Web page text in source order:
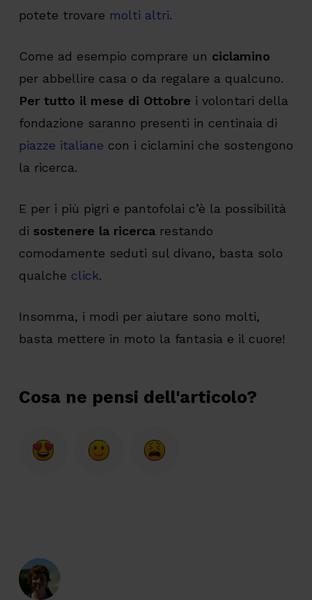
potete trovare molti altri.
Come ad esempio comprare un ciclamino
per abbellire casa o da regalare a qualcuno.
Per tutto il mese di Ottobre i volontari della
fondazione saranno presenti in centinaia di
piazze italiane con i ciclamini che sostengono
la ricerca.
E per i più pigri e pantofolai c’è la possibilità
di sostenere la ricercarestando
comodamente seduti sul divano, basta solo
qualche click.
Insomma, i modi per aiutare sono molti,
basta mettere in moto la fantasia e il cuore!
Cosa ne pensi dell'articolo?